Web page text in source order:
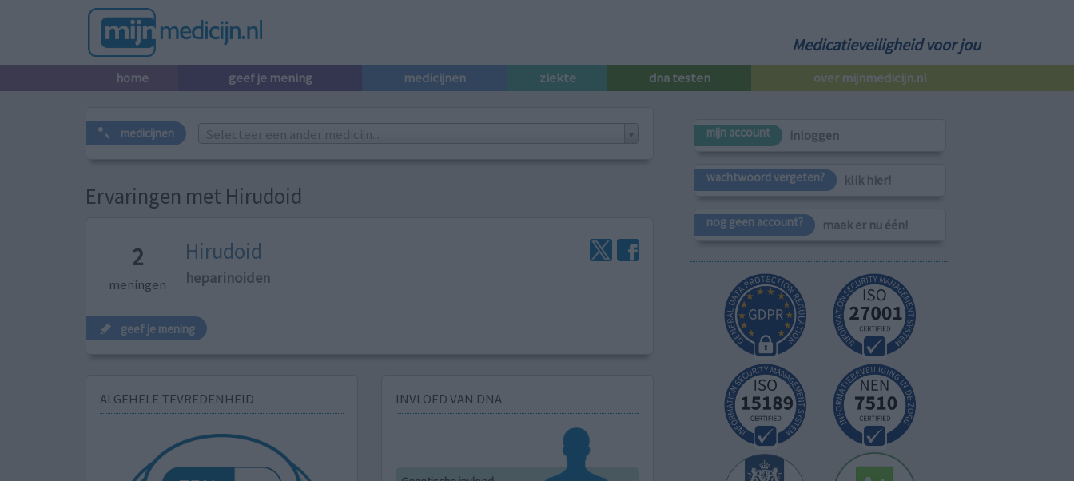
Medicatieveiligheid voor jou
home geef je mening medicijnen ziekte dna testen over mijnmedicijn.nl
medicijnen Selecteer een ander medicijn...
Ervaringen met Hirudoid
2
meningen
Hirudoid
heparinoiden
geef je mening
ALGEHELE TEVREDENHEID INVLOED VAN DNA
mijn account inloggen
wachtwoord vergeten? klik hier!
nog geen account? maak er nu één!